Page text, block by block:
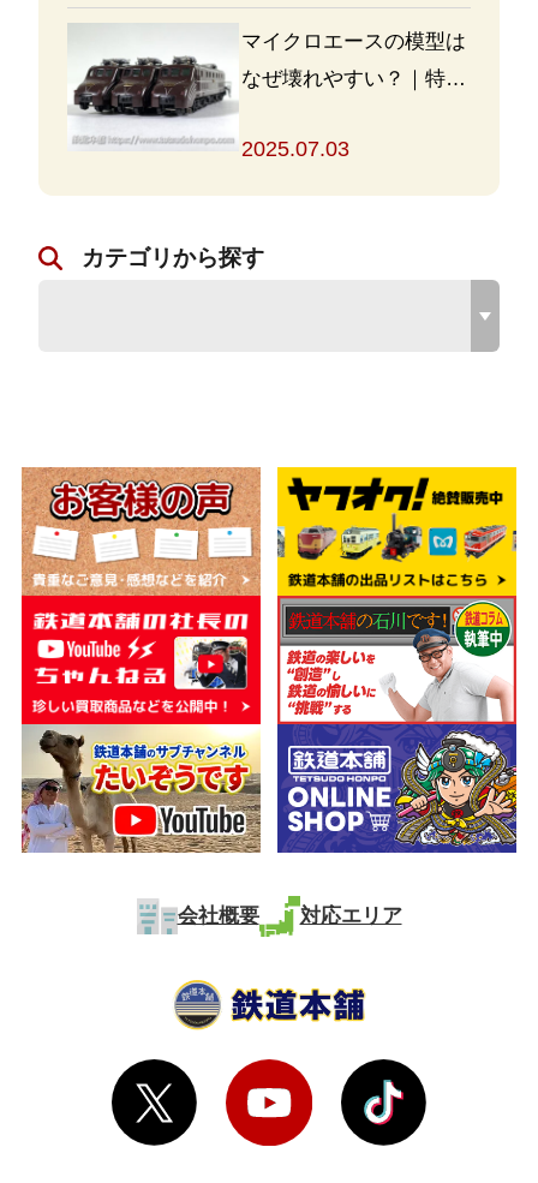
マイクロエースの模型は
なぜ壊れやすい？｜特徴
2025.07.03
カテゴリから探す
会社概要 対応エリア